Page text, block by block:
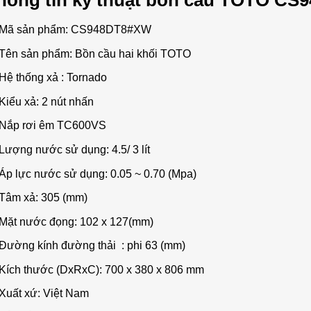
sản phẩm: CS948DT8#XW
sản phẩm: Bồn cầu hai khối TOTO
thống xả : Tornado
xả: 2 nút nhấn
rơi êm TC600VS
nước sử dụng: 4.5/ 3 lít
lực nước sử dụng: 0.05 ~ 0.70 (Mpa)
xả: 305 (mm)
nước đọng: 102 x 127(mm)
kính đường thải : phi 63 (mm)
thước (DxRxC): 700 x 380 x 806 mm
xứ: Việt Nam